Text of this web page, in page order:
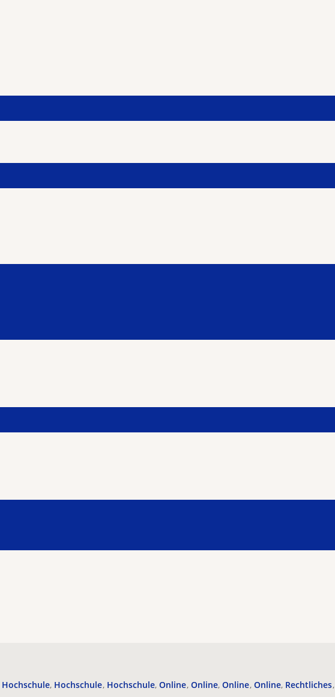
Hochschule Hochschule Hochschule Online Online Online Online Rechtliches